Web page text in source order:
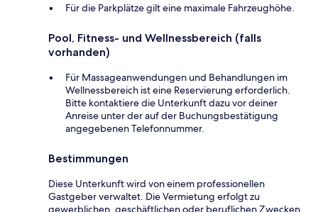
Für die Parkplätze gilt eine maximale Fahrzeughöhe.
Pool, Fitness- und Wellnessbereich (falls
vorhanden)
Für Massageanwendungen und Behandlungen im
Wellnessbereich ist eine Reservierung erforderlich.
Bitte kontaktiere die Unterkunft dazu vor deiner
Anreise unter der auf der Buchungsbestätigung
angegebenen Telefonnummer.
Bestimmungen
Diese Unterkunft wird von einem professionellen
Gastgeber verwaltet. Die Vermietung erfolgt zu
gewerblichen, geschäftlichen oder beruflichen Zwecken.